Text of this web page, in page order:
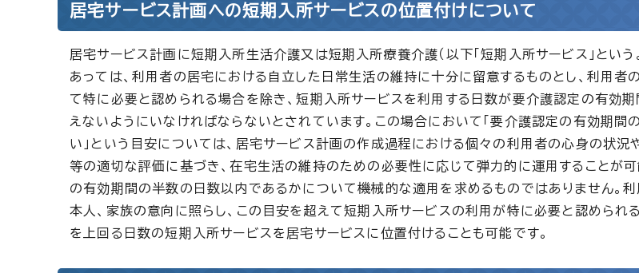
居宅サービス計画への短期入所サービスの位置付けについて
居宅サービス計画に短期入所生活介護又は短期入所療養介護（以下「短期入所サービス」という
あっては、利用者の居宅における自立した日常生活の維持に十分に留意するものとし、利用者
て特に必要と認められる場合を除き、短期入所サービスを利用する日数が要介護認定の有効
えないようにいなければならないとされています。この場合において「要介護認定の有効期間
い」という目安については、居宅サービス計画の作成過程における個々の利用者の心身の状況
等の適切な評価に基づき、在宅生活の維持のための必要性に応じて弾力的に運用することが可
の有効期間の半数の日数以内であるかについて機械的な適用を求めるものではありません。
本人、家族の意向に照らし、この目安を超えて短期入所サービスの利用が特に必要と認められ
を上回る日数の短期入所サービスを居宅サービスに位置付けることも可能です。